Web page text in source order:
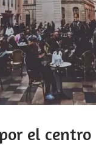
el centro